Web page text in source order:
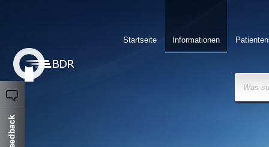
Informationen
Startseite
Was